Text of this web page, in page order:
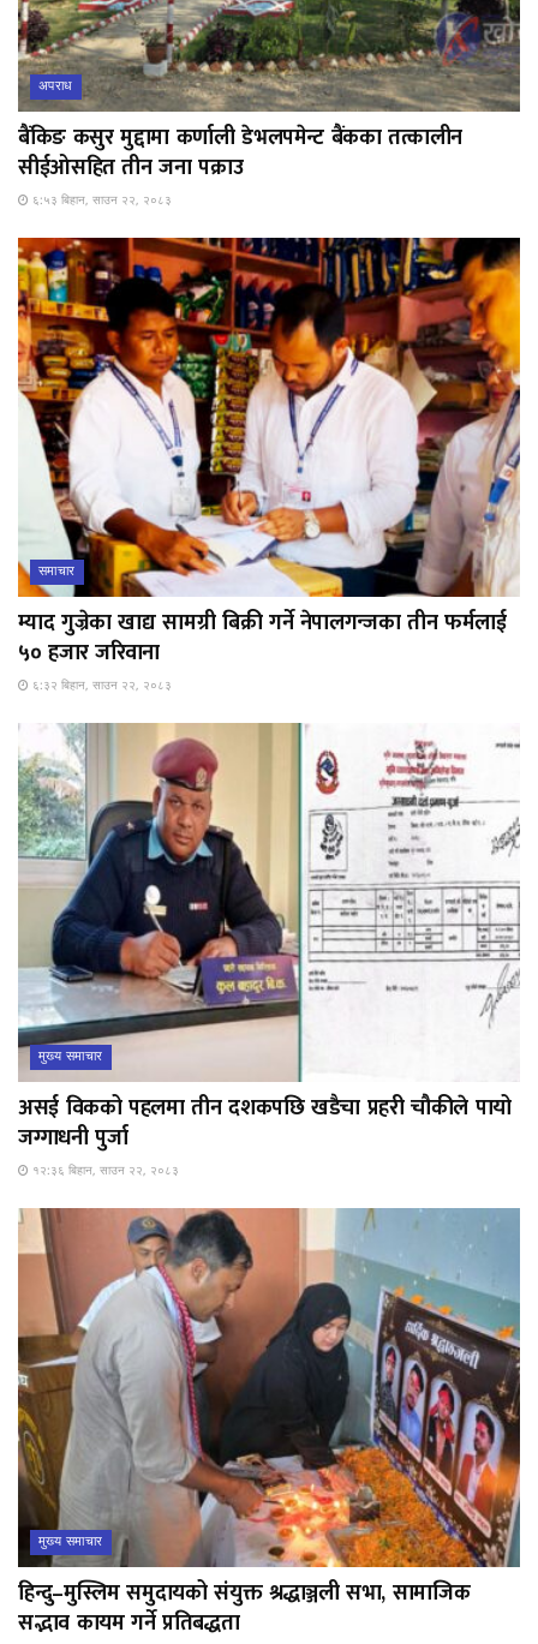
अपराध
बैंकिङ कसुर मुद्दामा कर्णाली डेभलपमेन्ट बैंकका तत्कालीन
सीईओसहित तीन जना पक्राउ
६:५३ बिहान, साउन २२, २०८३
समाचार
म्याद गुज्रेका खाद्य सामग्री बिक्री गर्ने नेपालगन्जका तीन फर्मलाई
५० हजार जरिवाना
६:३२ बिहान, साउन २२, २०८३
मुख्य समाचार
असई विकको पहलमा तीन दशकपछि खडैचा प्रहरी चौकीले पायो
जग्गाधनी पुर्जा
१२:३६ बिहान, साउन २२, २०८३
मुख्य समाचार
हिन्दु–मुस्लिम समुदायको संयुक्त श्रद्धाञ्जली सभा, सामाजिक
सद्भाव कायम गर्ने प्रतिबद्धता